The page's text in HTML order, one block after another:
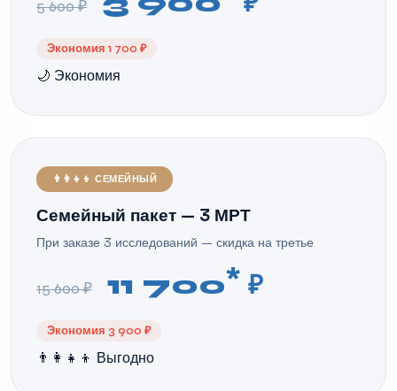
5 600 ₽
Экономия 1 700 ₽
🌙 Экономия
👨‍👩‍👧‍👦 СЕМЕЙНЫЙ
Семейный пакет — 3 МРТ
При заказе 3 исследований — скидка на третье
15 600 ₽ 11 700* ₽
Экономия 3 900 ₽
👨‍👩‍👧‍👦 Выгодно